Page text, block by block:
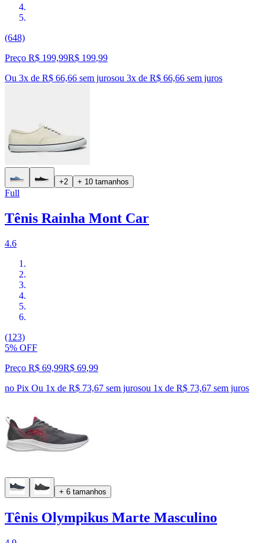
(648)
Preço R$ 199,99R$ 199,99
Ou 3x de R$ 66,66 sem jurosou 3x de R$ 66,66 sem juros
+2 + 10 tamanhos
Full
Tênis Rainha Mont Car
4.6
(123)
5% OFF
Preço R$ 69,99R$ 69,99
no Pix Ou 1x de R$ 73,67 sem jurosou 1x de R$ 73,67 sem juros
+ 6 tamanhos
Tênis Olympikus Marte Masculino